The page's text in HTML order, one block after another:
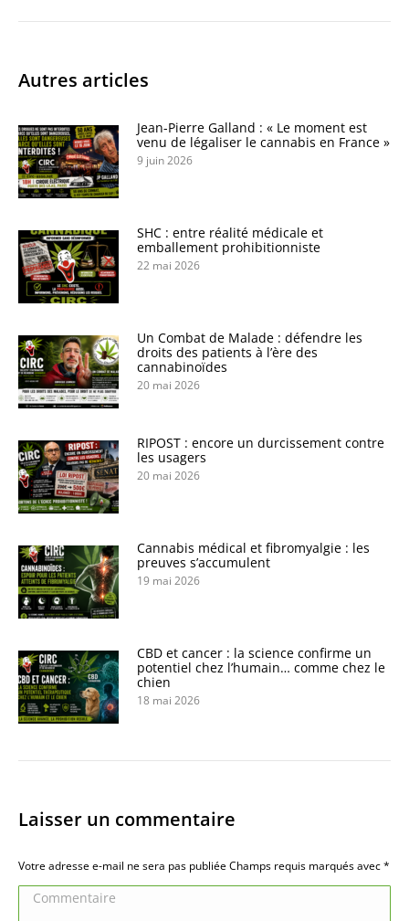
Autres articles
Jean-Pierre Galland : « Le moment est
venu de légaliser le cannabis en France »
9 juin 2026
SHC : entre réalité médicale et
emballement prohibitionniste
22 mai 2026
Un Combat de Malade : défendre les
droits des patients à l’ère des
cannabinoïdes
20 mai 2026
RIPOST : encore un durcissement contre
les usagers
20 mai 2026
Cannabis médical et fibromyalgie : les
preuves s’accumulent
19 mai 2026
CBD et cancer : la science confirme un
potentiel chez l’humain… comme chez le
chien
18 mai 2026
Laisser un commentaire
Votre adresse e-mail ne sera pas publiée Champs requis marqués avec*
Commentaire